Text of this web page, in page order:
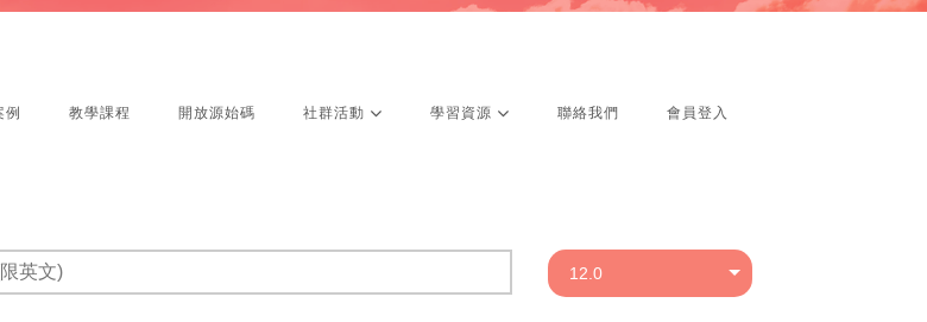
例 教學課程 開放源始碼 社群活動 學習資源 聯絡我們 會員登入